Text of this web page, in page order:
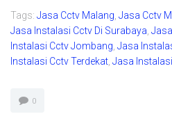
Tags: Jasa Cctv Malang Jasa Cctv
Jasa Instalasi Cctv Di Surabaya
Instalasi Cctv Jombang Jasa
Instalasi Cctv Terdekat Jasa
0